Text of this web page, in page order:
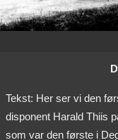
Tekst: Her ser vi den
disponent Harald Thiis
som var den første i